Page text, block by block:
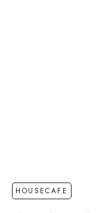
HOUSECAFE